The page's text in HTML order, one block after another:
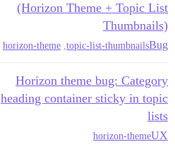
(Horizon Theme + Topic List
Thumbnails)
Bug
topic-list-thumbnails
horizon-theme
Horizon theme bug: Category
heading container sticky in topic
lists
UX
horizon-theme